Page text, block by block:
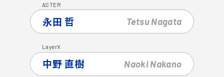
ASTER
永田 哲 TetsuNagata
LayerX
中野 直樹 NaokiNakano